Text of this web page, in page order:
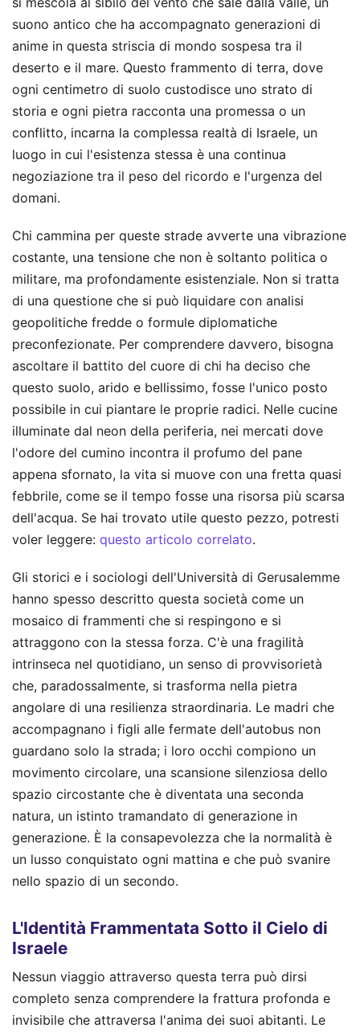
suono antico che ha accompagnato generazioni di
anime in questa striscia di mondo sospesa tra il
deserto e il mare. Questo frammento di terra, dove
ogni centimetro di suolo custodisce uno strato di
storia e ogni pietra racconta una promessa o un
conflitto, incarna la complessa realtà di Israele, un
luogo in cui l'esistenza stessa è una continua
negoziazione tra il peso del ricordo e l'urgenza del
domani.
Chi cammina per queste strade avverte una vibrazione
costante, una tensione che non è soltanto politica o
militare, ma profondamente esistenziale. Non si tratta
di una questione che si può liquidare con analisi
geopolitiche fredde o formule diplomatiche
preconfezionate. Per comprendere davvero, bisogna
ascoltare il battito del cuore di chi ha deciso che
questo suolo, arido e bellissimo, fosse l'unico posto
possibile in cui piantare le proprie radici. Nelle cucine
illuminate dal neon della periferia, nei mercati dove
l'odore del cumino incontra il profumo del pane
appena sfornato, la vita si muove con una fretta quasi
febbrile, come se il tempo fosse una risorsa più scarsa
dell'acqua. Se hai trovato utile questo pezzo, potresti
voler leggere: questo articolo correlato.
Gli storici e i sociologi dell'Università di Gerusalemme
hanno spesso descritto questa società come un
mosaico di frammenti che si respingono e si
attraggono con la stessa forza. C'è una fragilità
intrinseca nel quotidiano, un senso di provvisorietà
che, paradossalmente, si trasforma nella pietra
angolare di una resilienza straordinaria. Le madri che
accompagnano i figli alle fermate dell'autobus non
guardano solo la strada; i loro occhi compiono un
movimento circolare, una scansione silenziosa dello
spazio circostante che è diventata una seconda
natura, un istinto tramandato di generazione in
generazione. È la consapevolezza che la normalità è
un lusso conquistato ogni mattina e che può svanire
nello spazio di un secondo.
L'Identità Frammentata Sotto il Cielo di
Israele
Nessun viaggio attraverso questa terra può dirsi
completo senza comprendere la frattura profonda e
invisibile che attraversa l'anima dei suoi abitanti. Le